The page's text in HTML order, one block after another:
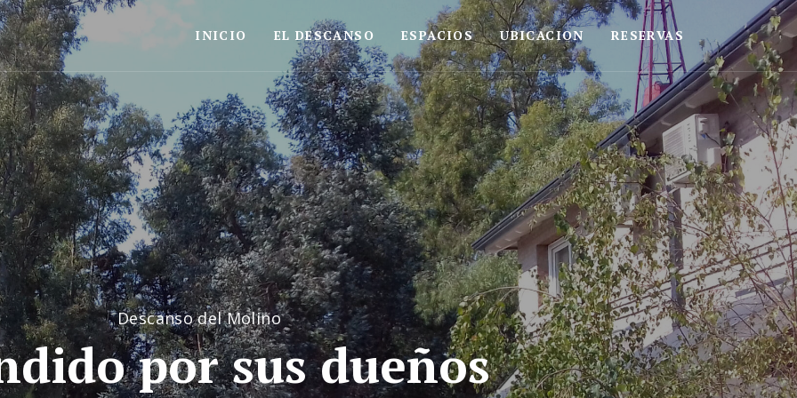
INICIO EL DESCANSO ESPACIOS UBICACION RESERVAS
Descanso del Molino
por sus dueños